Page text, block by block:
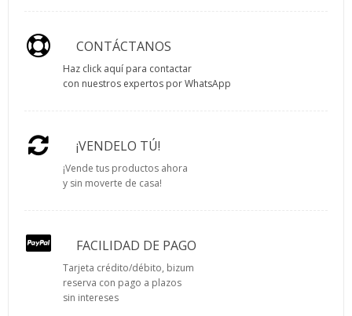
CONTÁCTANOS
Haz click aquí para contactar
con nuestros expertos por WhatsApp
¡VENDELO TÚ!
¡Vende tus productos ahora
y sin moverte de casa!
FACILIDAD DE PAGO
Tarjeta crédito/débito, bizum
reserva con pago a plazos
sin intereses